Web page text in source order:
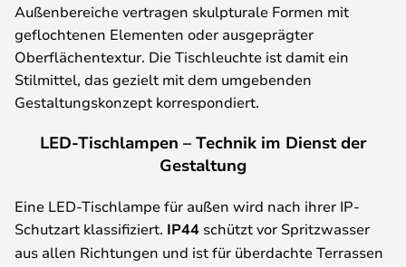
Außenbereiche vertragen skulpturale Formen mit
geflochtenen Elementen oder ausgeprägter
Oberflächentextur. Die Tischleuchte ist damit ein
Stilmittel, das gezielt mit dem umgebenden
Gestaltungskonzept korrespondiert.
LED-Tischlampen – Technik im Dienst der
Gestaltung
Eine LED-Tischlampe für außen wird nach ihrer IP-
Schutzart klassifiziert. IP44 schützt vor Spritzwasser
aus allen Richtungen und ist für überdachte Terrassen